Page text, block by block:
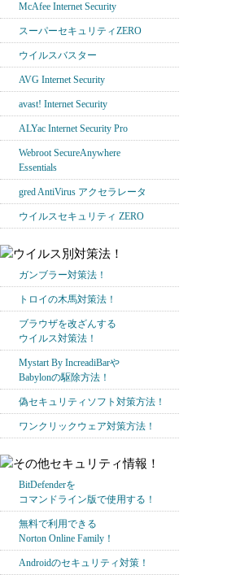
McAfee Internet Security
スーパーセキュリティZERO
ウイルスバスター
AVG Internet Security
avast! Internet Security
ALYac Internet Security Pro
Webroot SecureAnywhere
Essentials
gred AntiVirus アクセラレータ
ウイルスセキュリティ ZERO
ガンブラー対策法！
トロイの木馬対策法！
ブラウザを改ざんする
ウイルス対策法！
Mystart By IncreadiBarや
Babylonの駆除方法！
偽セキュリティソフト対策方法！
ワンクリックウェア対策方法！
BitDefenderを
コマンドライン版で使用する！
無料で利用できる
Norton Online Family！
Androidのセキュリティ対策！